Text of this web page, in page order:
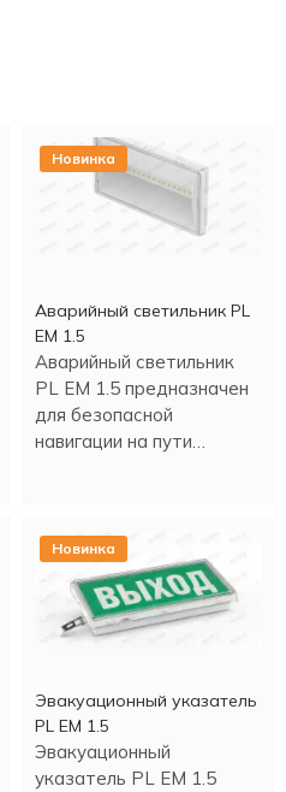
Новинка
Аварийный светильник PL
EM 1.5
Аварийный светильник
PL EM 1.5 предназначен
для безопасной
навигации на пути
Новинка
Эвакуационный указатель
PL EM 1.5
Эвакуационный
указатель PL EM 1.5